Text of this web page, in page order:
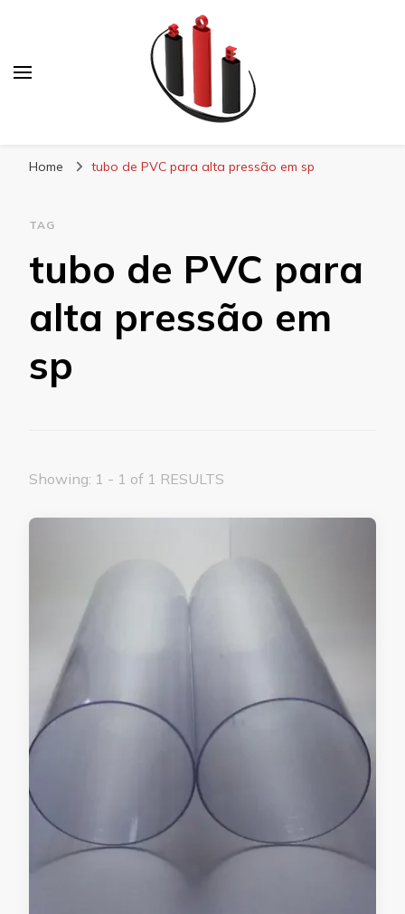
Home tubo de PVC para alta pressão em sp
TAG
tubo de PVC para
alta pressão em
sp
Showing: 1 - 1 of 1 RESULTS